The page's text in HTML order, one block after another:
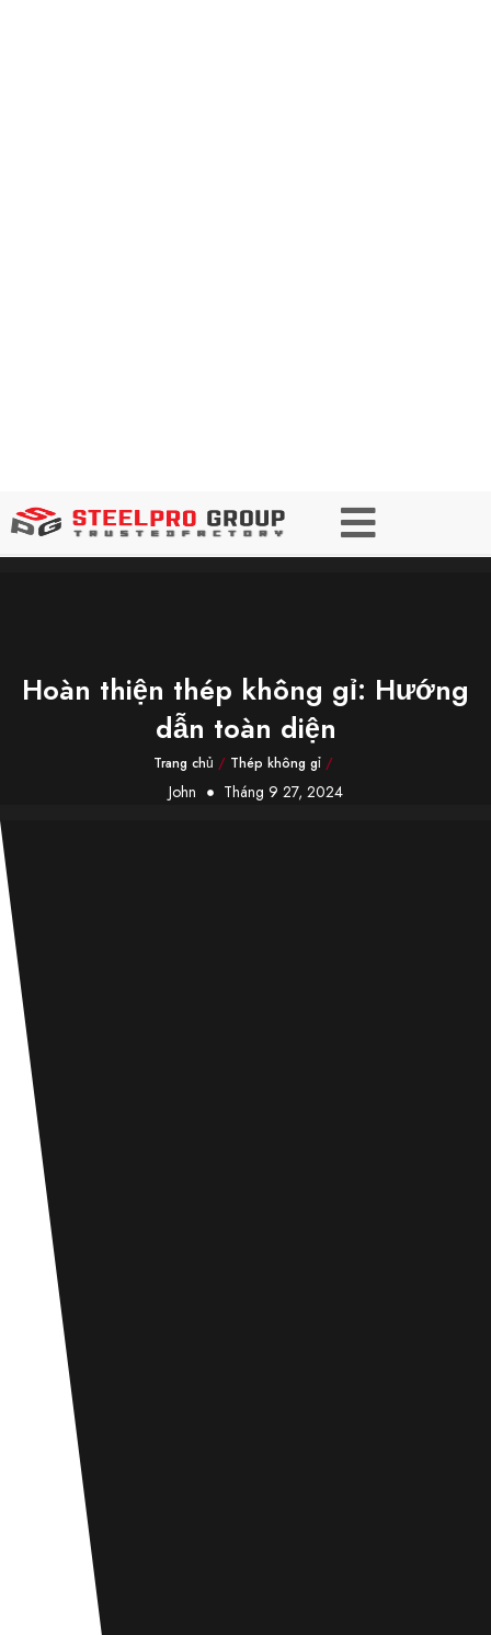
Hoàn thiện thép không gỉ: Hướng
dẫn toàn diện
Trang chủ / Thép không gỉ /
John Tháng 9 27, 2024